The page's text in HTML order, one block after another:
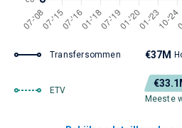
Transfersommen €37M
ETV
Meeste